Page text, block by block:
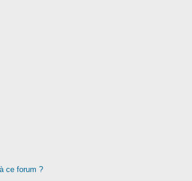
ce forum ?